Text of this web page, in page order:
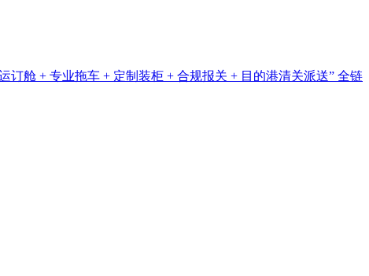
舱 + 专业拖车 + 定制装柜 + 合规报关 + 目的港清关派送” 全链